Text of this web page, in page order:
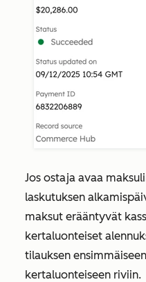
Jos ostaja avaa
laskutuksen
maksut erääntyvät
kertaluonteiset
tilauksen
kertaluonteiseen riviin.